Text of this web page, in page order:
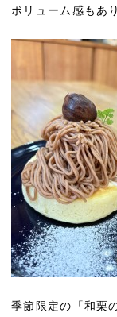
ボリューム感もあ
季節限定の「和栗